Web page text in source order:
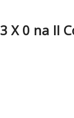
X 0 na II